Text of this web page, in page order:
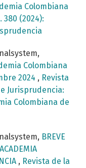
Colombiana
380 (2024):
Colombiana
2024 , Revista
Jurisprudencia:
Colombiana de
BREVE
, Revista de la